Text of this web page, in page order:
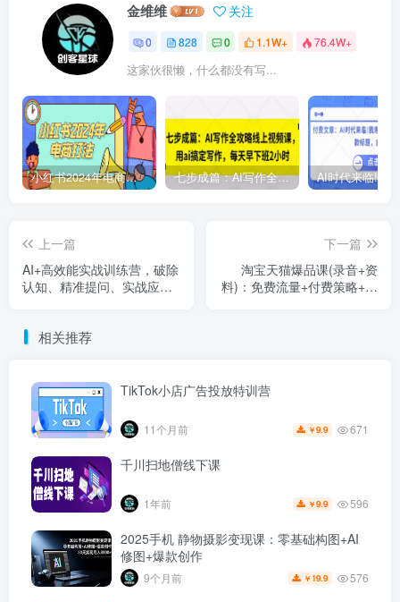
金维维 关注
0 828 0 1.1W+ 76.4W+
这家伙很懒，什么都没有写...
小红书2024年电商打法，手把手教你如何打爆小红书店铺 七步成篇：AI写作全攻略线上视频课，用ai搞定写作，每天早下班2小时
上一篇
AI+高效能实战训练营，破除
认知、精准提问、实战应
下一篇
淘宝天猫爆品课(录音+资
料)：免费流量+付费策略+平
相关推荐
TikTok小店广告投放特训营
11个月前 ￥9.9 671
千川扫地僧线下课
1年前 ￥9.9 596
2025手机 静物摄影变现课：零基础构图+AI
修图+爆款创作
9个月前 ￥ 19.9 576